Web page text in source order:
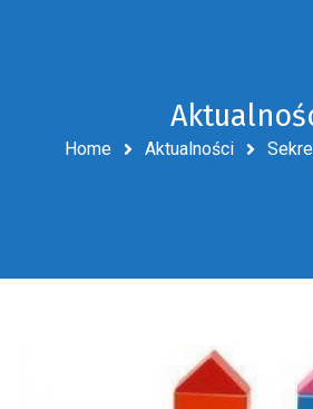
Home Aktualności